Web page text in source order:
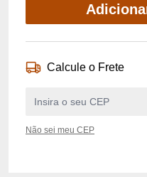
Calcule o Frete
Não sei meu CEP